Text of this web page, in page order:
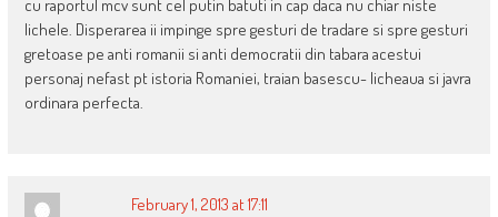
cu raportul mcv sunt cel putin batuti in cap daca nu chiar niste
lichele. Disperarea ii impinge spre gesturi de tradare si spre gesturi
gretoase pe anti romanii si anti democratii din tabara acestui
personaj nefast pt istoria Romaniei, traian basescu- licheaua si javra
ordinara perfecta.
February 1, 2013 at 17:11